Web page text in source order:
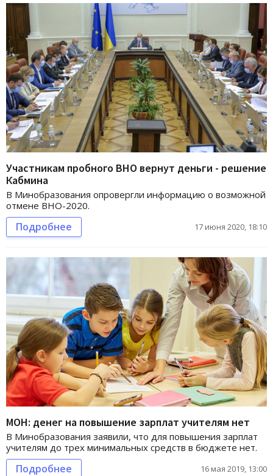
Участникам пробного ВНО вернут деньги - решение
Кабмина
В Минобразования опровергли информацию о возможной
отмене ВНО-2020.
Подробнее 17 июня 2020, 18:10
МОН: денег на повышение зарплат учителям нет
В Минобразования заявили, что для повышения зарплат
учителям до трех минимальных средств в бюджете нет.
Подробнее 16 мая 2019, 13:00